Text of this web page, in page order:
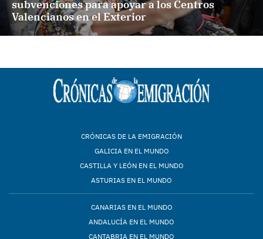
subvenciones para apoyar a los Centros
Valencianos en el Exterior
CRÓNICAS DE LA EMIGRACIÓN
GALICIA EN EL MUNDO
CASTILLA Y LEÓN EN EL MUNDO
ASTURIAS EN EL MUNDO
CANARIAS EN EL MUNDO
ANDALUCÍA EN EL MUNDO
CANTABRIA EN EL MUNDO